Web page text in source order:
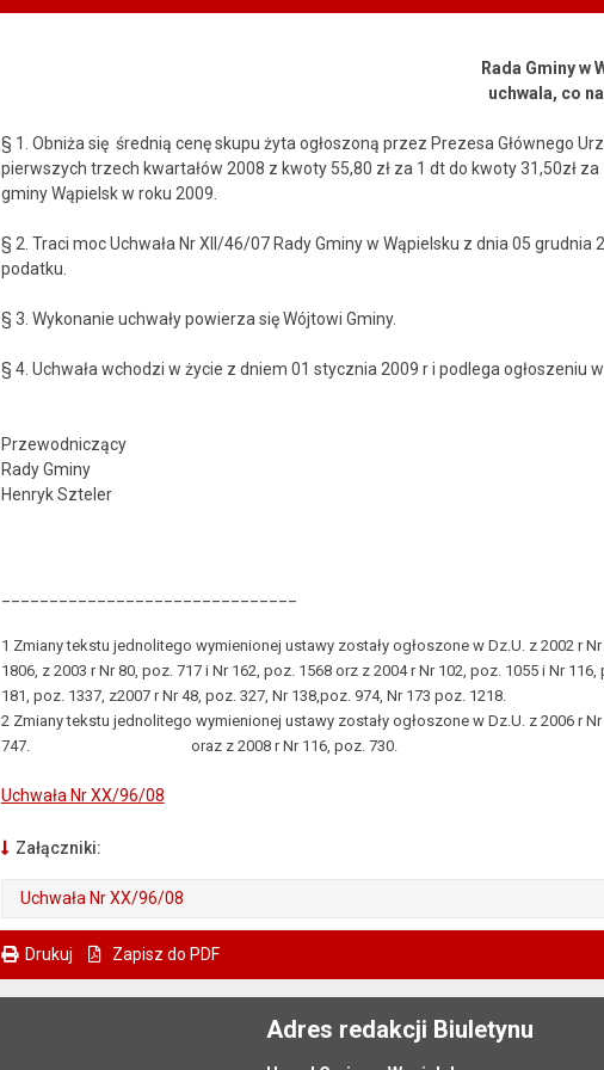
Rada Gminy w
uchwala, co
§ 1. Obniża się średnią cenę skupu żyta ogłoszoną przez Prezesa Głównego
pierwszych trzech kwartałów 2008 z kwoty 55,80 zł za 1 dt do kwoty 31,50zł
gminy Wąpielsk w roku 2009.
§ 2. Traci moc Uchwała Nr XII/46/07 Rady Gminy w Wąpielsku z dnia 05
podatku.
§ 3. Wykonanie uchwały powierza się Wójtowi Gminy.
§ 4. Uchwała wchodzi w życie z dniem 01 stycznia 2009 r i podlega
Przewodniczący
Rady Gminy
Henryk Szteler
1 Zmiany tekstu jednolitego wymienionej ustawy zostały ogłoszone w Dz.U. z 2002 r
1806, z 2003 r Nr 80, poz. 717 i Nr 162, poz. 1568 orz z 2004 r Nr 102, poz. 1055 i Nr
181, poz. 1337, z2007 r Nr 48, poz. 327, Nr 138,poz. 974, Nr 173 poz. 1218.
2 Zmiany tekstu jednolitego wymienionej ustawy zostały ogłoszone w Dz.U. z 2006 r
747. oraz z 2008 r Nr 116, poz. 730.
Uchwała Nr XX/96/08
Załączniki:
Uchwała Nr XX/96/08
Drukuj Zapisz do PDF
Adres redakcji Biuletynu